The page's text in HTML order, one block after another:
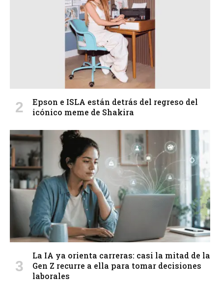
Epson e ISLA están detrás del regreso del
icónico meme de Shakira
La IA ya orienta carreras: casi la mitad de la
Gen Z recurre a ella para tomar decisiones
laborales